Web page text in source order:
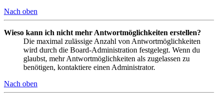
Nach oben
Wieso kann ich nicht mehr Antwortmöglichkeiten erstellen?
Die maximal zulässige Anzahl von Antwortmöglichkeiten
wird durch die Board-Administration festgelegt. Wenn du
glaubst, mehr Antwortmöglichkeiten als zugelassen zu
benötigen, kontaktiere einen Administrator.
Nach oben